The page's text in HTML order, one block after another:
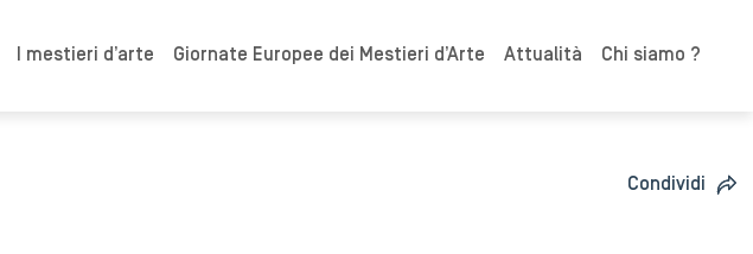
I mestieri d’arte Giornate Europee dei Mestieri d’Arte Attualità Chi siamo ?
Condividi